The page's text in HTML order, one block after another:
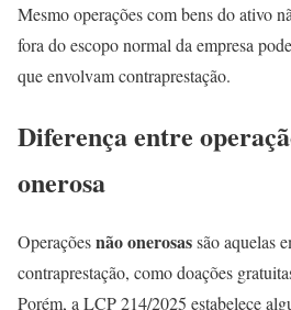
Mesmo operações com bens do ativo
fora do escopo normal da empresa
que envolvam contraprestação.
Diferença entre
onerosa
Operaçõesnão onerosassão aquelas
contraprestação, como doações
Porém, a LCP 214/2025 estabelece